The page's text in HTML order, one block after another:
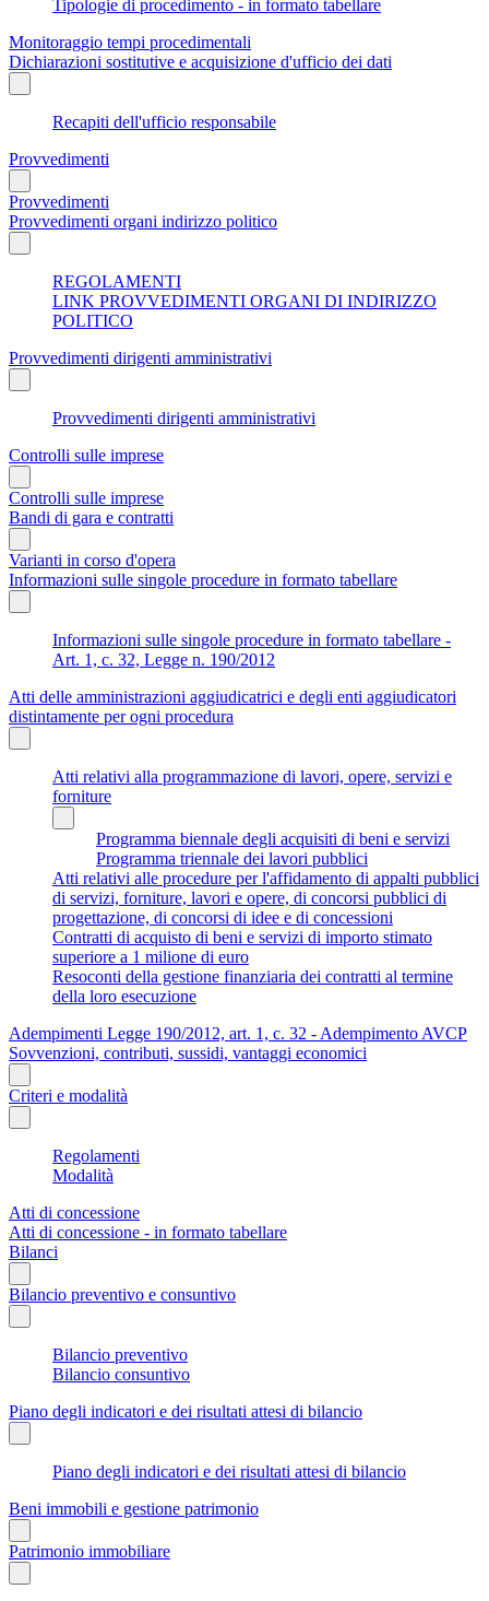
Tipologie di procedimento - in formato tabellare
Monitoraggio tempi procedimentali
Dichiarazioni sostitutive e acquisizione d'ufficio dei dati
Recapiti dell'ufficio responsabile
Provvedimenti
Provvedimenti
Provvedimenti organi indirizzo politico
REGOLAMENTI
LINK PROVVEDIMENTI ORGANI DI INDIRIZZO
POLITICO
Provvedimenti dirigenti amministrativi
Provvedimenti dirigenti amministrativi
Controlli sulle imprese
Controlli sulle imprese
Bandi di gara e contratti
Varianti in corso d'opera
Informazioni sulle singole procedure in formato tabellare
Informazioni sulle singole procedure in formato tabellare -
Art. 1, c. 32, Legge n. 190/2012
Atti delle amministrazioni aggiudicatrici e degli enti aggiudicatori
distintamente per ogni procedura
Atti relativi alla programmazione di lavori, opere, servizi e
forniture
Programma biennale degli acquisiti di beni e servizi
Programma triennale dei lavori pubblici
Atti relativi alle procedure per l'affidamento di appalti pubblici
di servizi, forniture, lavori e opere, di concorsi pubblici di
progettazione, di concorsi di idee e di concessioni
Contratti di acquisto di beni e servizi di importo stimato
superiore a 1 milione di euro
Resoconti della gestione finanziaria dei contratti al termine
della loro esecuzione
Adempimenti Legge 190/2012, art. 1, c. 32 - Adempimento AVCP
Sovvenzioni, contributi, sussidi, vantaggi economici
Criteri e modalità
Regolamenti
Modalità
Atti di concessione
Atti di concessione - in formato tabellare
Bilanci
Bilancio preventivo e consuntivo
Bilancio preventivo
Bilancio consuntivo
Piano degli indicatori e dei risultati attesi di bilancio
Piano degli indicatori e dei risultati attesi di bilancio
Beni immobili e gestione patrimonio
Patrimonio immobiliare